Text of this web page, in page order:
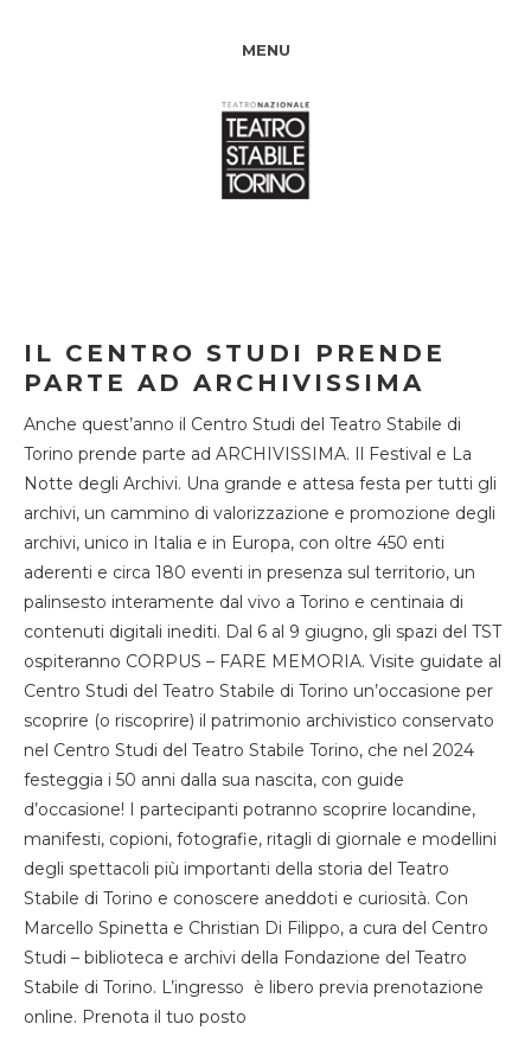
MENU
IL CENTRO STUDI PRENDE
PARTE AD ARCHIVISSIMA
Anche quest’anno il Centro Studi del Teatro Stabile di
Torino prende parte ad ARCHIVISSIMA. Il Festival e La
Notte degli Archivi. Una grande e attesa festa per tutti gli
archivi, un cammino di valorizzazione e promozione degli
archivi, unico in Italia e in Europa, con oltre 450 enti
aderenti e circa 180 eventi in presenza sul territorio, un
palinsesto interamente dal vivo a Torino e centinaia di
contenuti digitali inediti. Dal 6 al 9 giugno, gli spazi del TST
ospiteranno CORPUS – FARE MEMORIA. Visite guidate al
Centro Studi del Teatro Stabile di Torino un’occasione per
scoprire (o riscoprire) il patrimonio archivistico conservato
nel Centro Studi del Teatro Stabile Torino, che nel 2024
festeggia i 50 anni dalla sua nascita, con guide
d’occasione! I partecipanti potranno scoprire locandine,
manifesti, copioni, fotografie, ritagli di giornale e modellini
degli spettacoli più importanti della storia del Teatro
Stabile di Torino e conoscere aneddoti e curiosità. Con
Marcello Spinetta e Christian Di Filippo, a cura del Centro
Studi – biblioteca e archivi della Fondazione del Teatro
Stabile di Torino. L’ingresso è libero previa prenotazione
online. Prenota il tuo posto